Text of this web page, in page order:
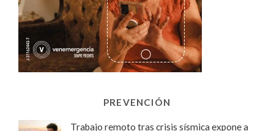
PREVENCIÓN
Trabajo remoto tras crisis sísmica expone a